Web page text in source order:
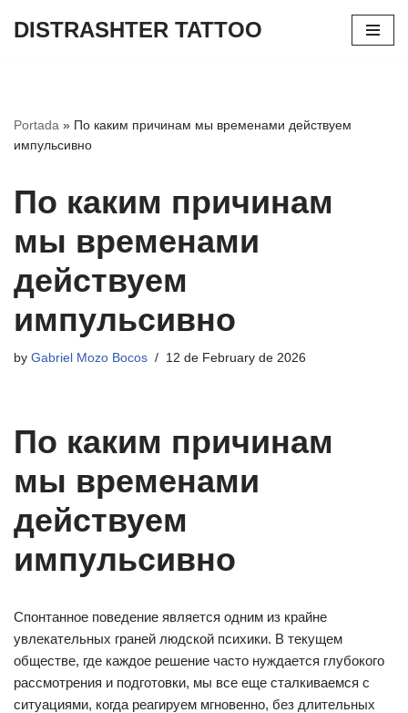
DISTRASHTER TATTOO
Portada » По каким причинам мы временами действуем
импульсивно
По каким причинам
мы временами
действуем
импульсивно
by Gabriel Mozo Bocos 12 de February de 2026
По каким причинам
мы временами
действуем
импульсивно
Спонтанное поведение является одним из крайне
увлекательных граней людской психики. В текущем
обществе, где каждое решение часто нуждается глубокого
рассмотрения и подготовки, мы все еще сталкиваемся с
ситуациями, когда реагируем мгновенно, без длительных